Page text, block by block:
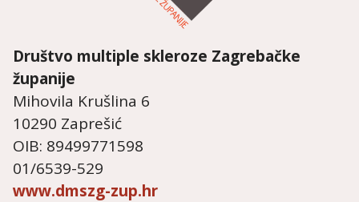
Društvo multiple skleroze Zagrebačke
županije
Mihovila Krušlina 6
10290 Zaprešić
OIB: 89499771598
01/6539-529
www.dmszg-zup.hr